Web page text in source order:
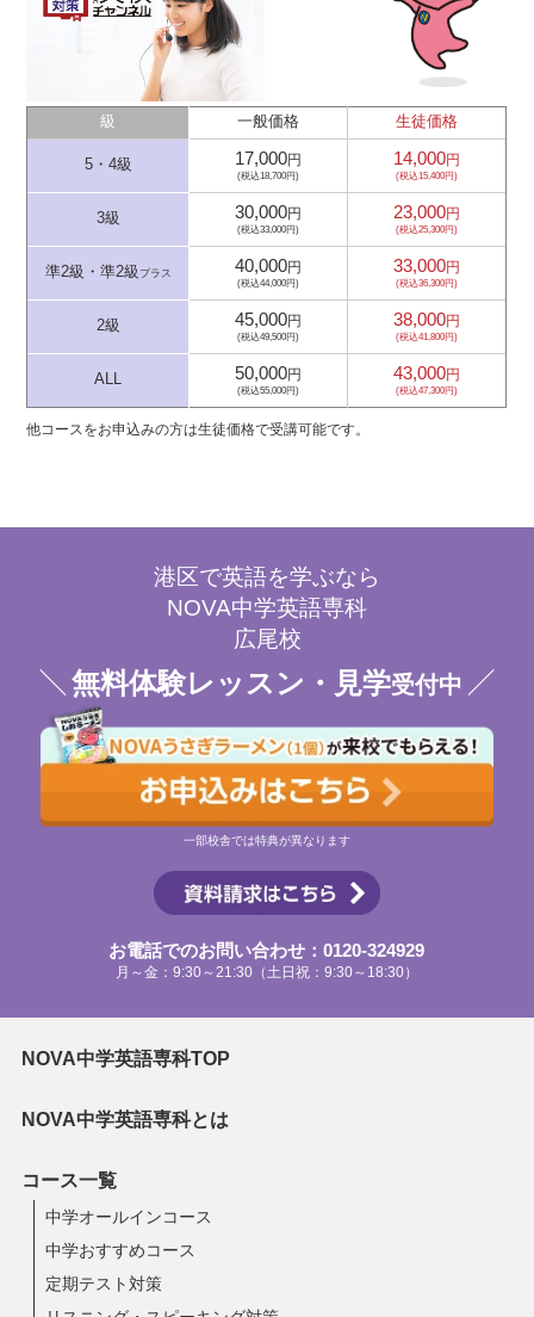
級 一般価格 生徒価格
5・4級 17,000円
(税込18,700円)
14,000円
(税込15,400円)
3級 30,000円
(税込33,000円)
23,000円
(税込25,300円)
準2級・準2級 プラス 40,000円
(税込44,000円)
33,000円
(税込36,300円)
2級 45,000円
(税込49,500円)
38,000円
(税込41,800円)
ALL 50,000円
(税込55,000円)
43,000円
(税込47,300円)
他コースをお申込みの方は生徒価格で受講可能です。
港区で英語を学ぶなら
NOVA中学英語専科
広尾校
無料体験レッスン・見学受付中
一部校舎では特典が異なります
お電話でのお問い合わせ：0120-324929
月～金：9:30～21:30（土日祝：9:30～18:30）
NOVA中学英語専科TOP
NOVA中学英語専科とは
コース一覧
中学オールインコース
中学おすすめコース
定期テスト対策